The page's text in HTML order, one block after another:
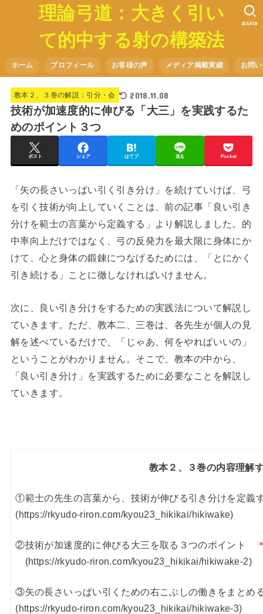
理論弓道：大きく引い
て的中する射の構築法
ホーム プロフィール お客様の声 メディア掲載実績 お問
SEARCH
教本２、３巻の解説：引分・会 2018.11.08
技術が加速度的に伸びる「大三」を実践するた
めのポイント３つ
ポスト シェア はてブ 送る Pocket
「矢の長さいっぱい引く引き分け」を続けていけば、弓
を引く技術が向上していくことは、前の記事「良い引き
分けを範士の言葉から定義する」より解説しました。的
中率向上だけではなく、弓の反発力を最大限に身体にか
けて、心と身体の鍛錬につなげるためには、「とにかく
引き続ける」ことに徹しなければいけません。
次に、良い引き分けをするための実践法について解説し
ていきます。ただ、教本二、三巻は、各先生が個人の見
解を述べているだけで、「じゃあ、何をやればいいの」
ということがわかりません。そこで、教本の中から、
「良い引き分け」を実践するために必要なことを解説し
ていきます。
教本２、３巻の内容理解
①範士の先生の言葉から、技術が伸びる引き分けを定
(https://rkyudo-riron.com/kyou23_hikikai/hikiwake)
②技術が加速度的に伸びる大三を取る３つのポイント
(https://rkyudo-riron.com/kyou23_hikikai/hikiwake-2)
③矢の長さいっぱい引くための右こ
(https://rkyudo-riron.com/kyou23_hikikai/hikiwake-3)